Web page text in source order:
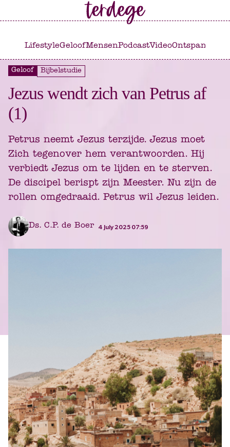
LifestyleGeloofMensenPodcastVideoOntspannen
Geloof Bijbelstudie
Jezus wendt zich van Petrus af
(1)
Petrus neemt Jezus terzijde. Jezus moet
Zich tegenover hem verantwoorden. Hij
verbiedt Jezus om te lijden en te sterven.
De discipel berispt zijn Meester. Nu zijn de
rollen omgedraaid. Petrus wil Jezus leiden.
Ds. C.P. de Boer 4 July 2025 07:59